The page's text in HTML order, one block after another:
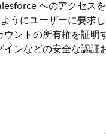
へのアクセス
うにユーザーに要求
ントの所有権を証
ンなどの安全な認